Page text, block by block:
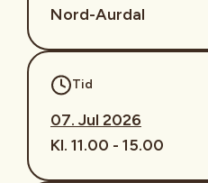
Nord-Aurdal
Tid
07. Jul 2026
Kl. 11.00 - 15.00